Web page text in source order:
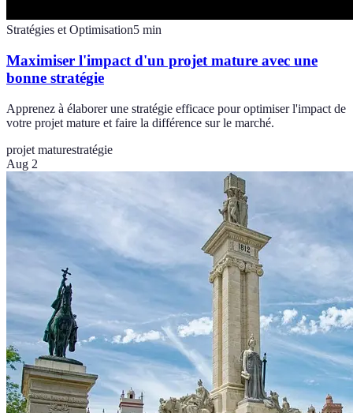
Stratégies et Optimisation5 min
Maximiser l'impact d'un projet mature avec une
bonne stratégie
Apprenez à élaborer une stratégie efficace pour optimiser l'impact de
votre projet mature et faire la différence sur le marché.
projet maturestratégie
Aug 2